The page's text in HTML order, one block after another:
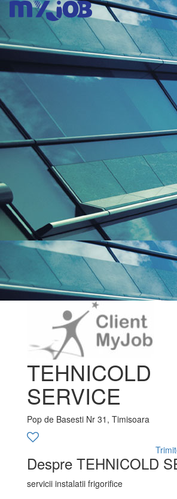
TEHNICOLD
SERVICE
Pop de Basesti Nr 31, Timisoara
Despre TEHNICOLD
servicii instalatii frigorifice